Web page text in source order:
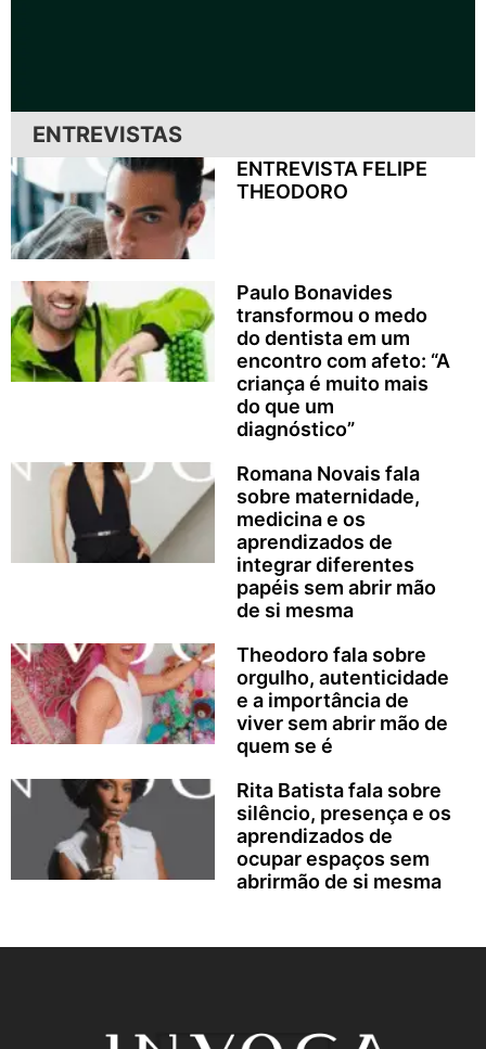
ENTREVISTAS
ENTREVISTA FELIPE
THEODORO
Paulo Bonavides
transformou o medo
do dentista em um
encontro com afeto: “A
criança é muito mais
do que um
diagnóstico”
Romana Novais fala
sobre maternidade,
medicina e os
aprendizados de
integrar diferentes
papéis sem abrir mão
de si mesma
Theodoro fala sobre
orgulho, autenticidade
e a importância de
viver sem abrir mão de
quem se é
Rita Batista fala sobre
silêncio, presença e os
aprendizados de
ocupar espaços sem
abrirmão de si mesma